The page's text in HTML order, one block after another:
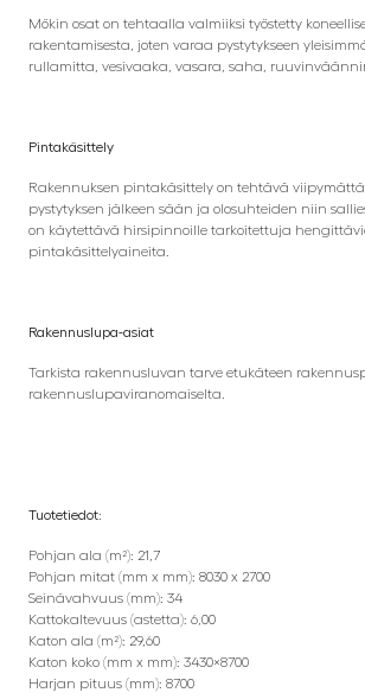
Mökin osat on tehtaalla valmiiksi työstetty
rakentamisesta, joten varaa pystytykseen
rullamitta, vesivaaka, vasara, saha,
Pintakäsittely
Rakennuksen pintakäsittely on tehtävä
pystytyksen jälkeen sään ja olosuhteiden niin
on käytettävä hirsipinnoille tarkoitettuja
pintakäsittelyaineita.
Rakennuslupa-asiat
Tarkista rakennusluvan tarve etukäteen
rakennuslupaviranomaiselta.
Tuotetiedot:
Pohjan ala (m²): 21,7
Pohjan mitat (mm x mm): 8030 x 2700
Seinävahvuus (mm): 34
Kattokaltevuus (astetta): 6,00
Katon ala (m²): 29,60
Katon koko (mm x mm): 3430×8700
Harjan pituus (mm): 8700